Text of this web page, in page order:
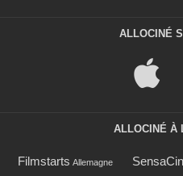
ALLOCINÉ
ALLOCINÉ À
Filmstarts Allemagne